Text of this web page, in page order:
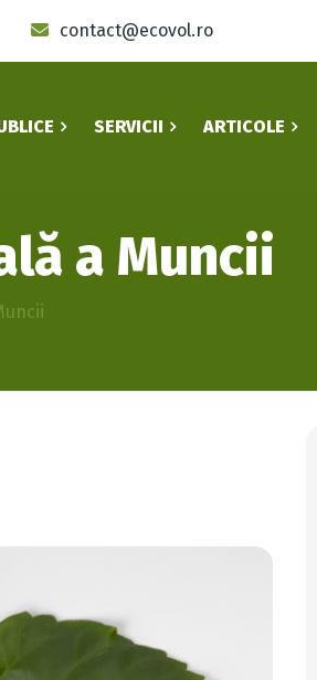
contact@ecovol.ro
SERVICII ARTICOLE
a Muncii